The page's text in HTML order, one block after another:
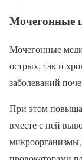
Мочегонные
Мочегонные
острых, так и
заболеваний
При этом
вместе с ней